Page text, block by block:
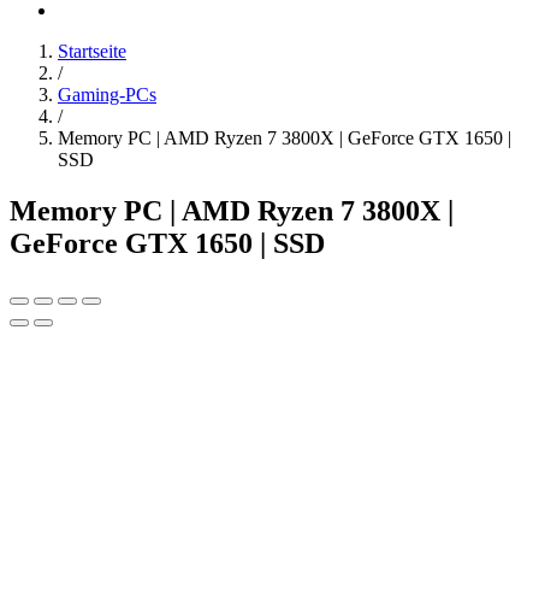
Startseite
/
Gaming-PCs
/
Memory PC | AMD Ryzen 7 3800X | GeForce GTX 1650 |
SSD
Memory PC | AMD Ryzen 7 3800X |
GeForce GTX 1650 | SSD